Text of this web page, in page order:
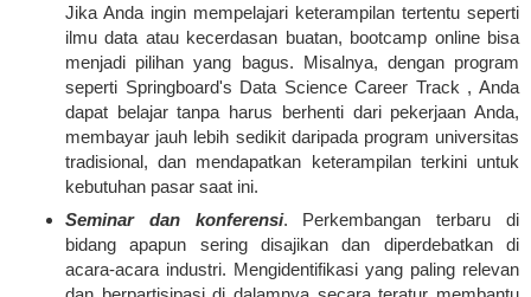
Jika Anda ingin mempelajari keterampilan tertentu seperti
ilmu data atau kecerdasan buatan, bootcamp online bisa
menjadi pilihan yang bagus. Misalnya, dengan program
seperti Springboard's Data Science Career Track , Anda
dapat belajar tanpa harus berhenti dari pekerjaan Anda,
membayar jauh lebih sedikit daripada program universitas
tradisional, dan mendapatkan keterampilan terkini untuk
kebutuhan pasar saat ini.
Seminar dan konferensi. Perkembangan terbaru di
bidang apapun sering disajikan dan diperdebatkan di
acara-acara industri. Mengidentifikasi yang paling relevan